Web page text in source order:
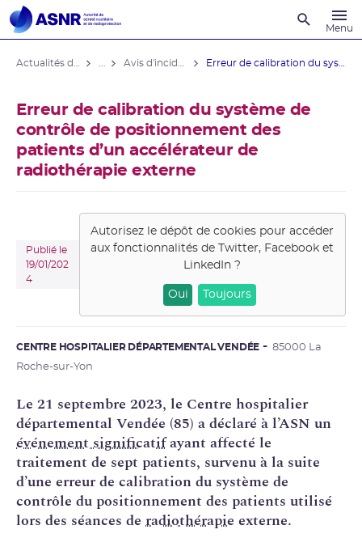
Menu
Erreur de calibration du système de
contrôle de positionnement des
patients d’un accélérateur de
radiothérapie externe
Publié le
19/01/202
4
Autorisez le dépôt de cookies pour accéder
aux fonctionnalités deTwitter, Facebook et
LinkedIn ?
Oui Toujours
CENTRE HOSPITALIER DÉPARTEMENTAL VENDÉE
85000 La
Roche-sur-Yon
Le 21 septembre 2023, le Centre hospitalier
départemental Vendée (85) a déclaré à l’ASN un
événement significatifayant affecté le
traitement de sept patients, survenu à la suite
d’une erreur de calibration du système de
contrôle du positionnement des patients utilisé
lors des séances de radiothérapie externe.